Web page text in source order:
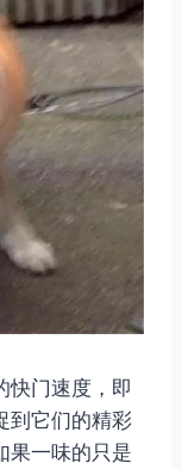
快门速度，即
到它们的精彩
果一味的只是